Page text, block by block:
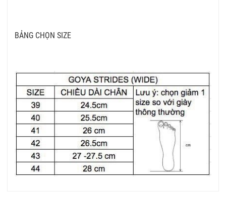
BẢNG CHỌN SIZE